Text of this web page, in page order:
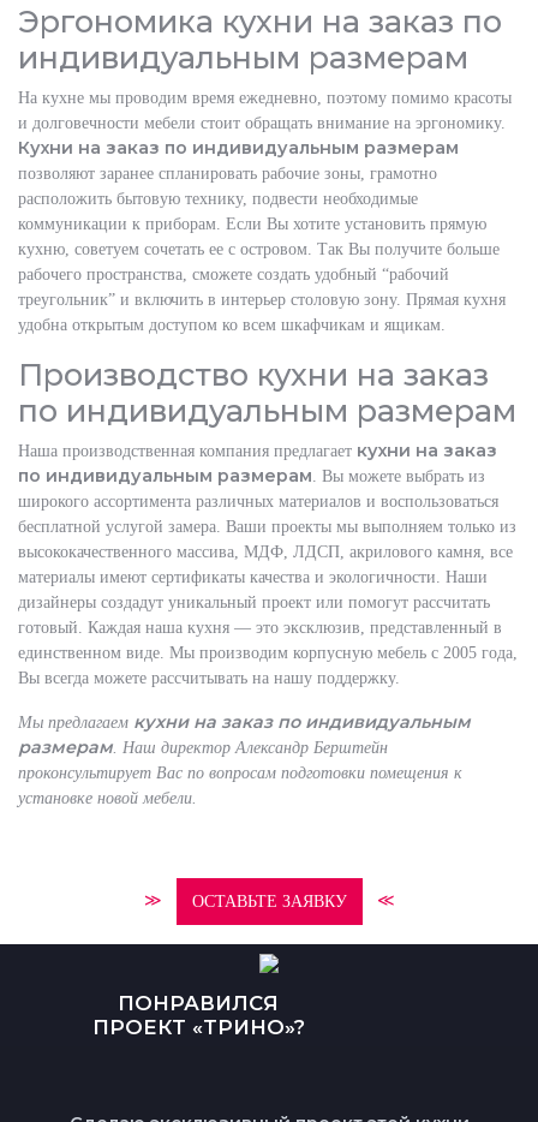
Эргономика кухни на заказ по
индивидуальным размерам
На кухне мы проводим время ежедневно, поэтому помимо красоты
и долговечности мебели стоит обращать внимание на эргономику.
Кухни на заказ по индивидуальным размерам
позволяют заранее спланировать рабочие зоны, грамотно
расположить бытовую технику, подвести необходимые
коммуникации к приборам. Если Вы хотите установить прямую
кухню, советуем сочетать ее с островом. Так Вы получите больше
рабочего пространства, сможете создать удобный “рабочий
треугольник” и включить в интерьер столовую зону. Прямая кухня
удобна открытым доступом ко всем шкафчикам и ящикам.
Производство кухни на заказ
по индивидуальным размерам
Наша производственная компания предлагает кухни на заказ
по индивидуальным размерам . Вы можете выбрать из
широкого ассортимента различных материалов и воспользоваться
бесплатной услугой замера. Ваши проекты мы выполняем только из
высококачественного массива, МДФ, ЛДСП, акрилового камня, все
материалы имеют сертификаты качества и экологичности. Наши
дизайнеры создадут уникальный проект или помогут рассчитать
готовый. Каждая наша кухня — это эксклюзив, представленный в
единственном виде. Мы производим корпусную мебель с 2005 года,
Вы всегда можете рассчитывать на нашу поддержку.
Мы предлагаем кухни на заказ по индивидуальным
размерам . Наш директор Александр Берштейн
проконсультирует Вас по вопросам подготовки помещения к
установке новой мебели.
≫ ОСТАВЬТЕ ЗАЯВКУ ≪
ПОНРАВИЛСЯ
ПРОЕКТ «ТРИНО»?